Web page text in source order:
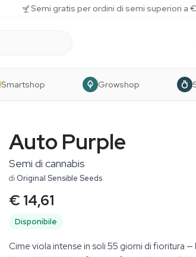
Semi gratis per ordini di semi superiori a
Smartshop Growshop
Auto Purple
Semi di cannabis
di Original Sensible Seeds
€ 14,61
Disponibile
Cime viola intense in soli 55 giorni di fioritura